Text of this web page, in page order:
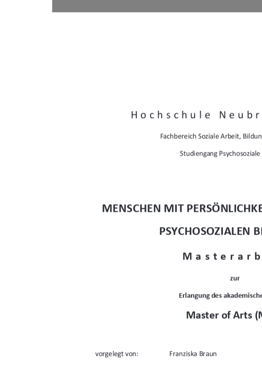
Hochschule
Fachbereich Soziale Arbeit,
Studiengang
MENSCHEN MIT
PSYCHOSOZIALEN
zur
Erlangung des
Master of Arts
vorgelegt von: Franziska Braun